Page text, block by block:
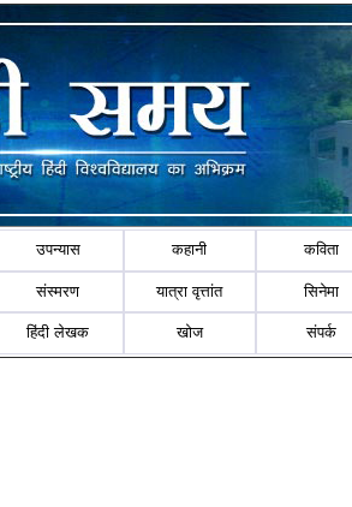
उपन्यास कहानी कविता
संस्मरण यात्रा वृत्तांत सिनेमा
हिंदी लेखक खोज संपर्क